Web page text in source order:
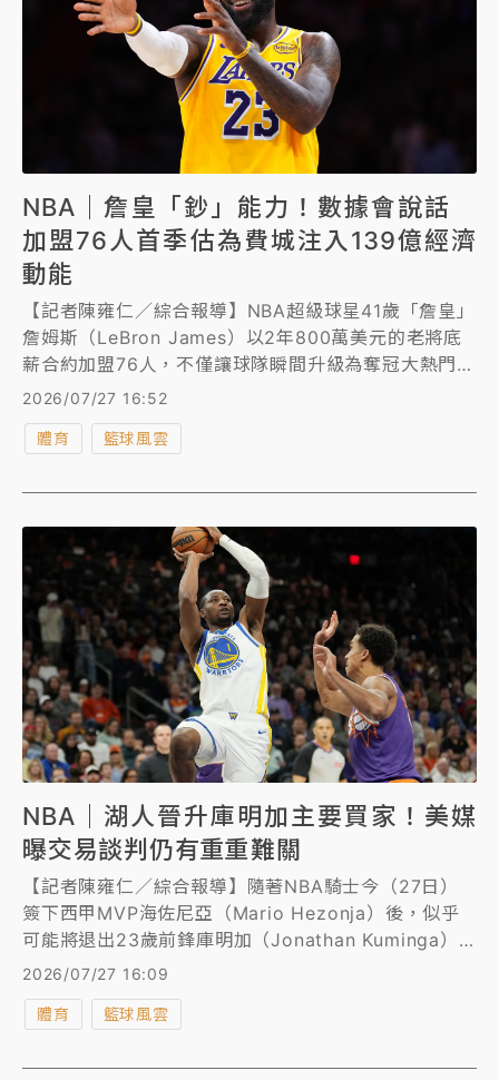
NBA｜詹皇「鈔」能力！數據會說話
加盟76人首季估為費城注入139億經濟
動能
【記者陳雍仁／綜合報導】NBA超級球星41歲「詹皇」
詹姆斯（LeBron James）以2年800萬美元的老將底
薪合約加盟76人，不僅讓球隊瞬間升級為奪冠大熱門，
根據博伊德諮詢公司最新估算，詹姆斯加盟的第一個賽
季預計將為費城帶來2.5億至4.3億美元的區域經濟動
能，再次展現詹姆斯獨一無二的「鈔」能力！
2026/07/27 16:52
體育 籃球風雲
NBA｜湖人晉升庫明加主要買家！美媒
曝交易談判仍有重重難關
【記者陳雍仁／綜合報導】隨著NBA騎士今（27日）
簽下西甲MVP海佐尼亞（Mario Hezonja）後，似乎
可能將退出23歲前鋒庫明加（Jonathan Kuminga）
爭奪戰，讓湖人晉升為庫明加的主要買家，但想要「先
2026/07/27 16:09
體育 籃球風雲